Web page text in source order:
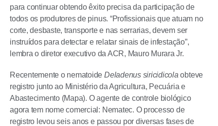
para continuar obtendo êxito precisa da participação de
todos os produtores de pinus. “Profissionais que atuam no
corte, desbaste, transporte e nas serrarias, devem ser
instruídos para detectar e relatar sinais de infestação”,
lembra o diretor executivo da ACR, Mauro Murara Jr.
Recentemente o nematoide Deladenus siricidicola obteve
registro junto ao Ministério da Agricultura, Pecuária e
Abastecimento (Mapa). O agente de controle biológico
agora tem nome comercial: Nematec. O processo de
registro levou seis anos e passou por diversas fases de